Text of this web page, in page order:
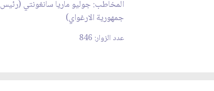
المخاطب: جوليو ماريا سانغونتي (رئيس
جمهورية الارغواي)
عدد الزوار: 846